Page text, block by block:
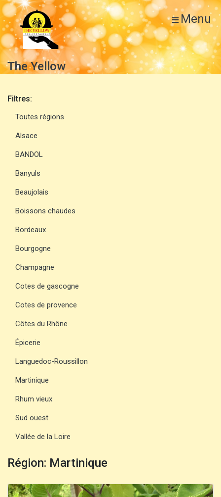
Menu
The Yellow
Filtres:
Toutes régions
Alsace
BANDOL
Banyuls
Beaujolais
Boissons chaudes
Bordeaux
Bourgogne
Champagne
Cotes de gascogne
Cotes de provence
Côtes du Rhône
Épicerie
Languedoc-Roussillon
Martinique
Rhum vieux
Sud ouest
Vallée de la Loire
Région: Martinique